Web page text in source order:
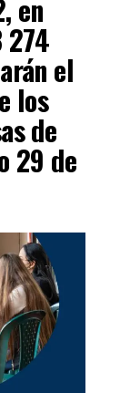
en
274
el
los
de
29 de